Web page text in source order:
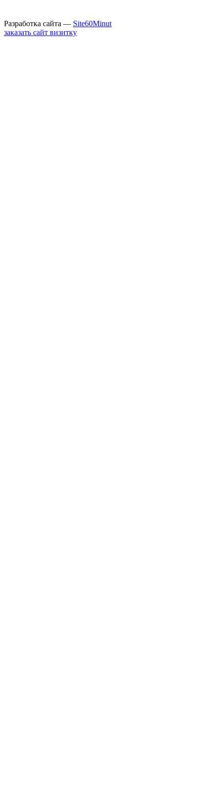
Разработка сайта — Site60Minut
заказать сайт визитку